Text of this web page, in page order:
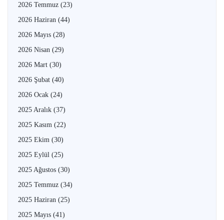
2026 Temmuz (23)
2026 Haziran (44)
2026 Mayıs (28)
2026 Nisan (29)
2026 Mart (30)
2026 Şubat (40)
2026 Ocak (24)
2025 Aralık (37)
2025 Kasım (22)
2025 Ekim (30)
2025 Eylül (25)
2025 Ağustos (30)
2025 Temmuz (34)
2025 Haziran (25)
2025 Mayıs (41)